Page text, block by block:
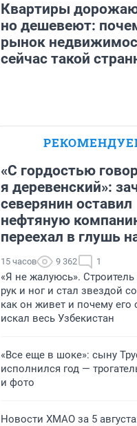
Квартиры
но дешевеют:
рынок
сейчас такой
Екатерина Торопова
недвижимости
«С гордостью
я деревенский»:
северянин оставил
нефтяную
переехал в глушь
15 часов 9 362 1
«Я не жалуюсь».
рук и ног и стал звездой
как он живет и почему его
искал весь Узбекистан
«Все еще в шоке»: сыну
исполнился год —
и фото
Новости ХМАО за 5